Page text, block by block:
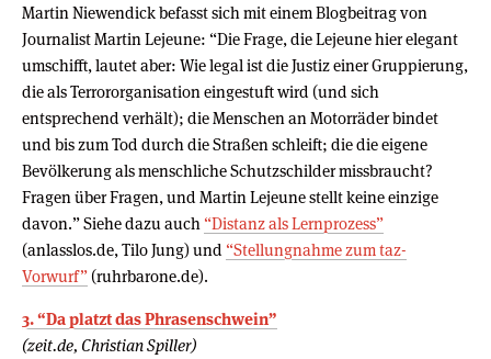
Martin Niewendick befasst sich mit einem Blogbeitrag von
Journalist Martin Lejeune: “Die Frage, die Lejeune hier elegant
umschifft, lautet aber: Wie legal ist die Justiz einer Gruppierung,
die als Terrororganisation eingestuft wird (und sich
entsprechend verhält); die Menschen an Motorräder bindet
und bis zum Tod durch die Straßen schleift; die die eigene
Bevölkerung als menschliche Schutzschilder missbraucht?
Fragen über Fragen, und Martin Lejeune stellt keine einzige
davon.” Siehe dazu auch “Distanz als Lernprozess”
(anlasslos.de, Tilo Jung) und “Stellungnahme zum taz-
Vorwurf” (ruhrbarone.de).
3. “Da platzt das Phrasenschwein”
(zeit.de, Christian Spiller)